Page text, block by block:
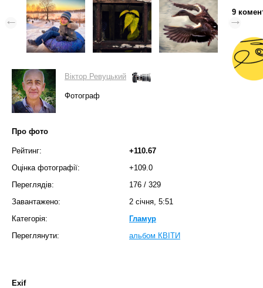
Вiктор Ревуцький
Фотограф
Про фото
Рейтинг:
+110.67
Оцінка фотографії:
+109.0
Переглядів:
176 / 329
Завантажено:
2 січня, 5:51
Категорія:
Гламур
Переглянути:
альбом КВIТИ
Exif
9